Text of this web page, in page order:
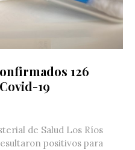
126
19
de Salud Los Ríos
positivos para